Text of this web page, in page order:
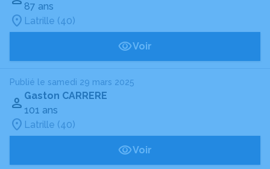
87 ans
Latrille (40)
Voir
Publié le samedi 29 mars 2025
Gaston CARRERE
101 ans
Latrille (40)
Voir